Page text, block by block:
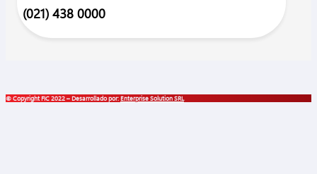
(021) 438 0000
© Copyright FIC 2022 – Desarrollado por:Enterprise Solution SRL